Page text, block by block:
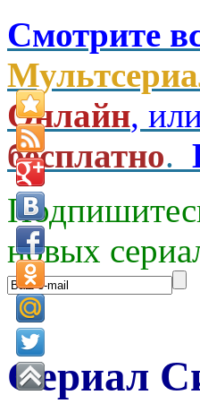
Смотрите
Онлайн,
бесплатно.
новых
Сериал